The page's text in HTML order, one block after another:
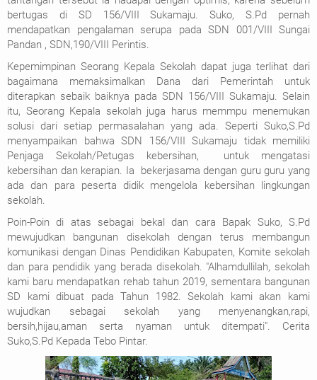
bertugas di SD 156/VIII Sukamaju. Suko, S.Pd pernah
mendapatkan pengalaman serupa pada SDN 001/VIII Sungai
Pandan , SDN,190/VIII Perintis.
Kepemimpinan Seorang Kepala Sekolah dapat juga terlihat dari
bagaimana memaksimalkan Dana dari Pemerintah untuk
diterapkan sebaik baiknya pada SDN 156/VIII Sukamaju. Selain
itu, Seorang Kepala sekolah juga harus memmpu menemukan
solusi dari setiap permasalahan yang ada. Seperti Suko,S.Pd
menyampaikan bahwa SDN 156/VIII Sukamaju tidak memiliki
Penjaga Sekolah/Petugas kebersihan, untuk mengatasi
kebersihan dan kerapian. Ia bekerjasama dengan guru guru yang
ada dan para peserta didik mengelola kebersihan lingkungan
sekolah.
Poin-Poin di atas sebagai bekal dan cara Bapak Suko, S.Pd
mewujudkan bangunan disekolah dengan terus membangun
komunikasi dengan Dinas Pendidikan Kabupaten, Komite sekolah
dan para pendidik yang berada disekolah. "Alhamdullilah, sekolah
kami baru mendapatkan rehab tahun 2019, sementara bangunan
SD kami dibuat pada Tahun 1982. Sekolah kami akan kami
wujudkan sebagai sekolah yang menyenangkan,rapi,
bersih,hijau,aman serta nyaman untuk ditempati". Cerita
Suko,S.Pd Kepada Tebo Pintar.